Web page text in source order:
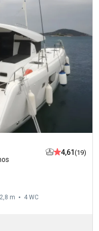
4,61 (19)
m 4 WC